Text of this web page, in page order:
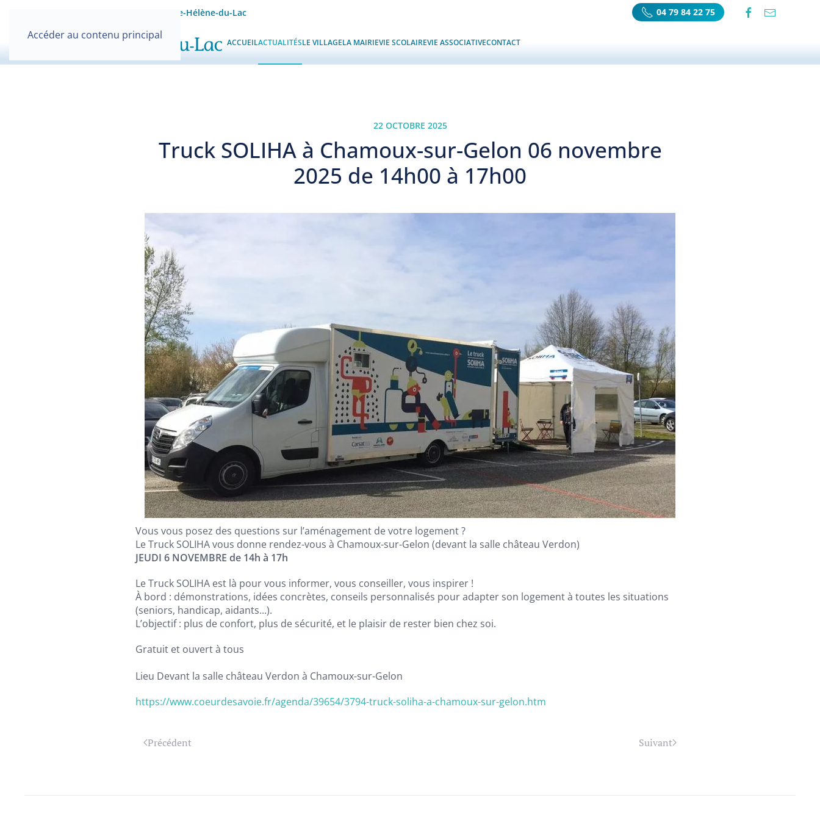
Accéder au contenu principal
Site officiel de la Mairie de Sainte-Hélène-du-Lac 04 79 84 22 75
ACCUEILACTUALITÉSLE VILLAGELA MAIRIEVIE SCOLAIREVIE ASSOCIATIVECONTACT
22 OCTOBRE 2025
Truck SOLIHA à Chamoux-sur-Gelon 06 novembre
2025 de 14h00 à 17h00
Vous vous posez des questions sur l’aménagement de votre logement ?
Le Truck SOLIHA vous donne rendez-vous à Chamoux-sur-Gelon (devant la salle château Verdon)
JEUDI 6 NOVEMBRE de 14h à 17h
Le Truck SOLIHA est là pour vous informer, vous conseiller, vous inspirer !
À bord : démonstrations, idées concrètes, conseils personnalisés pour adapter son logement à toutes les situations
(seniors, handicap, aidants...).
L’objectif : plus de confort, plus de sécurité, et le plaisir de rester bien chez soi.
Gratuit et ouvert à tous
Lieu Devant la salle château Verdon à Chamoux-sur-Gelon
https://www.coeurdesavoie.fr/agenda/39654/3794-truck-soliha-a-chamoux-sur-gelon.htm
Précédent Suivant